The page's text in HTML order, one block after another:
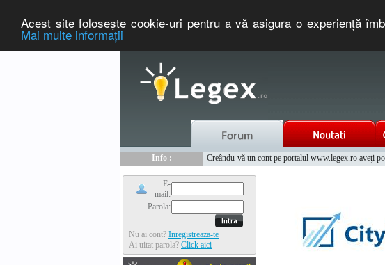
Acest site foloseşte cookie-uri pentru a vă asigura o experienţă
Mai multe informaţii
Info :
Creându-vă un cont pe portalul www.legex.ro aveţi
E-
mail:
Parola:
Nu ai cont? Inregistreaza-te
Ai uitat parola? Click aici